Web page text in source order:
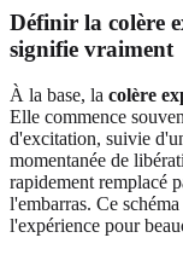
Définir la colère
signifie vraiment
À la base, la colère
Elle commence
d'excitation, suivie
momentanée de
rapidement remplacé
l'embarras. Ce
l'expérience pour